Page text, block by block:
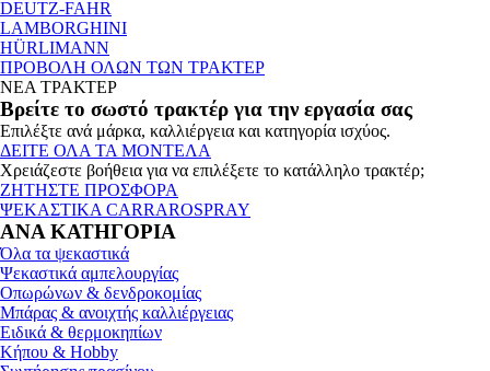
DEUTZ-FAHR
LAMBORGHINI
HÜRLIMANN
ΠΡΟΒΟΛΗ ΟΛΩΝ ΤΩΝ ΤΡΑΚΤΕΡ
ΝΕΑ ΤΡΑΚΤΕΡ
Βρείτε το σωστό τρακτέρ για την εργασία σας
Επιλέξτε ανά μάρκα, καλλιέργεια και κατηγορία ισχύος.
ΔΕΙΤΕ ΟΛΑ ΤΑ ΜΟΝΤΕΛΑ
Χρειάζεστε βοήθεια για να επιλέξετε το κατάλληλο τρακτέρ;
ΖΗΤΗΣΤΕ ΠΡΟΣΦΟΡΑ
ΨΕΚΑΣΤΙΚΑ CARRAROSPRAY
ΑΝΑ ΚΑΤΗΓΟΡΙΑ
Όλα τα ψεκαστικά
Ψεκαστικά αμπελουργίας
Οπωρώνων & δενδροκομίας
Μπάρας & ανοιχτής καλλιέργειας
Ειδικά & θερμοκηπίων
Κήπου & Hobby